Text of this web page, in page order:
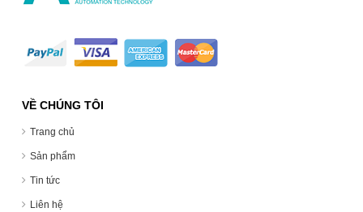
VỀ CHÚNG TÔI
Trang chủ
Sản phẩm
Tin tức
Liên hệ